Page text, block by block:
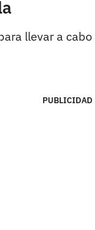
llevar a
PUBLICIDAD